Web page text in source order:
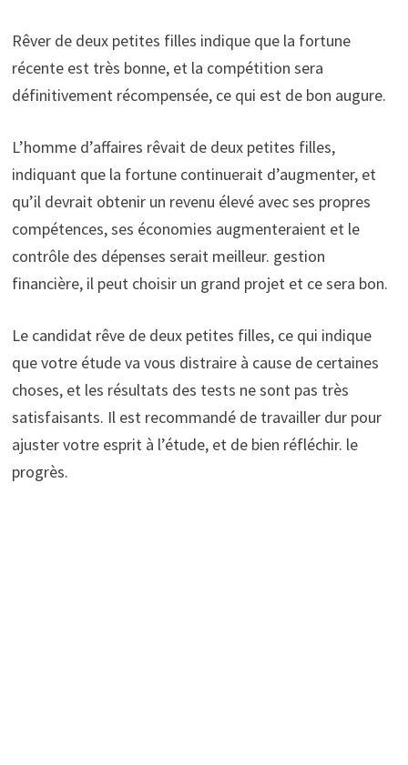
Rêver de deux petites filles indique que la fortune
récente est très bonne, et la compétition sera
définitivement récompensée, ce qui est de bon augure.
L’homme d’affaires rêvait de deux petites filles,
indiquant que la fortune continuerait d’augmenter, et
qu’il devrait obtenir un revenu élevé avec ses propres
compétences, ses économies augmenteraient et le
contrôle des dépenses serait meilleur. gestion
financière, il peut choisir un grand projet et ce sera bon.
Le candidat rêve de deux petites filles, ce qui indique
que votre étude va vous distraire à cause de certaines
choses, et les résultats des tests ne sont pas très
satisfaisants. Il est recommandé de travailler dur pour
ajuster votre esprit à l’étude, et de bien réfléchir. le
progrès.